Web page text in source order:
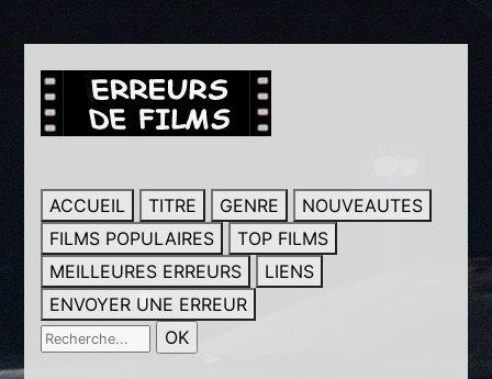
ACCUEIL TITRE GENRE
NOUVEAUTES
FILMS POPULAIRES
TOP FILMS
MEILLEURES ERREURS
LIENS
ENVOYER UNE ERREUR